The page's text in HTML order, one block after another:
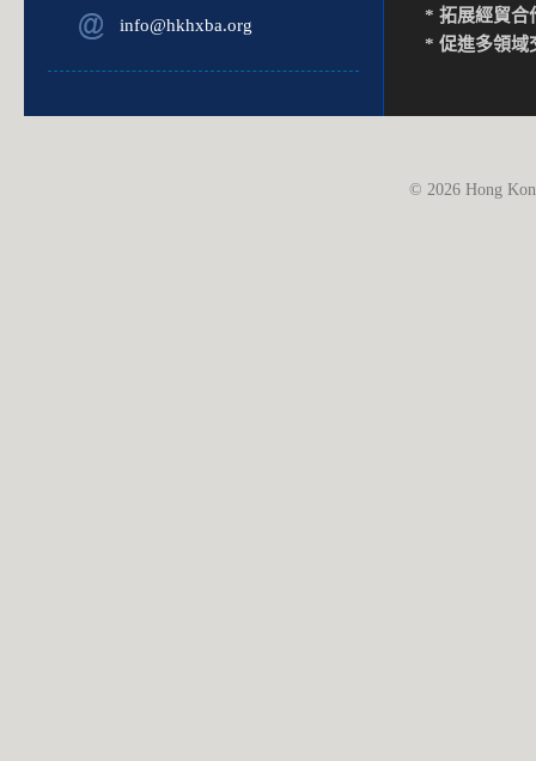
info@hkhxba.org
* 拓展經貿合
* 促進多領域
© 2026 Hong